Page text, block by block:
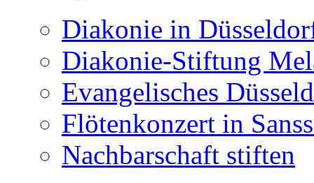
Diakonie in
Diakonie-Stiftung
Evangelisches
Flötenkonzert in
Nachbarschaft stiften